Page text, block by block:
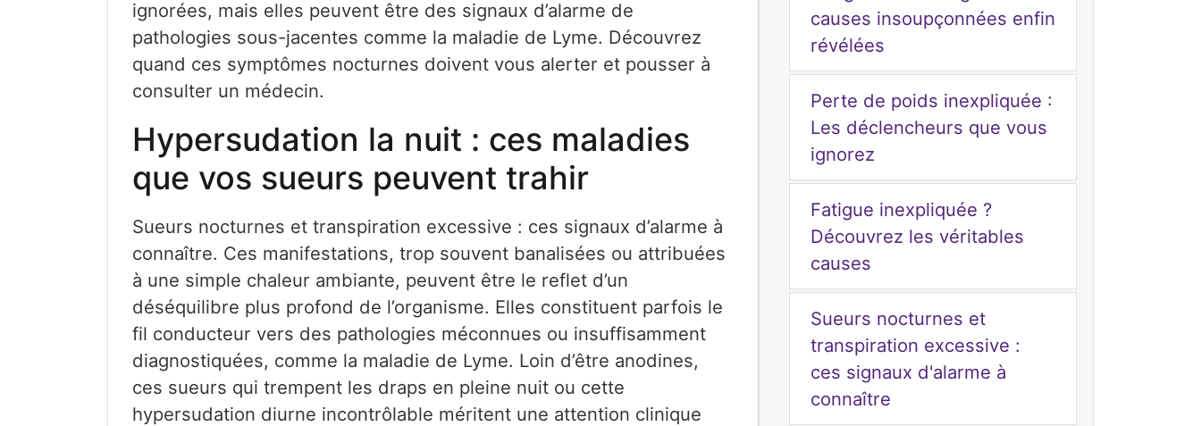
ignorées, mais elles peuvent être des signaux d’alarme de
pathologies sous-jacentes comme la maladie de Lyme. Découvrez
quand ces symptômes nocturnes doivent vous alerter et pousser à
consulter un médecin.
Hypersudation la nuit : ces maladies
que vos sueurs peuvent trahir
Sueurs nocturnes et transpiration excessive : ces signaux d’alarme à
connaître. Ces manifestations, trop souvent banalisées ou attribuées
à une simple chaleur ambiante, peuvent être le reflet d’un
déséquilibre plus profond de l’organisme. Elles constituent parfois le
fil conducteur vers des pathologies méconnues ou insuffisamment
diagnostiquées, comme la maladie de Lyme. Loin d’être anodines,
ces sueurs qui trempent les draps en pleine nuit ou cette
hypersudation diurne incontrôlable méritent une attention clinique
causes insoupçonnées enfin
révélées
Perte de poids inexpliquée :
Les déclencheurs que vous
ignorez
Fatigue inexpliquée ?
Découvrez les véritables
causes
Sueurs nocturnes et
transpiration excessive :
ces signaux d'alarme à
connaître